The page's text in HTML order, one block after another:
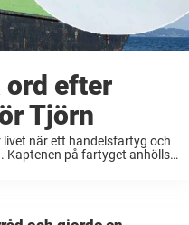
ord efter
Tjörn
när ett handelsfartyg och
Kaptenen på fartyget anhölls